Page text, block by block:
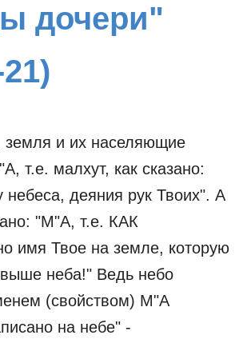
дочери"
земля и их населяющие
т.е. малхут, как сказано:
небеса, деяния рук Твоих". А
"М"А, т.е. КАК
имя Твое на земле, которую
неба!" Ведь небо
(свойством) М"А
на небе" -